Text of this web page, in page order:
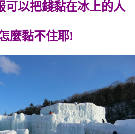
可以把錢黏在冰上的人
麼黏不住耶!